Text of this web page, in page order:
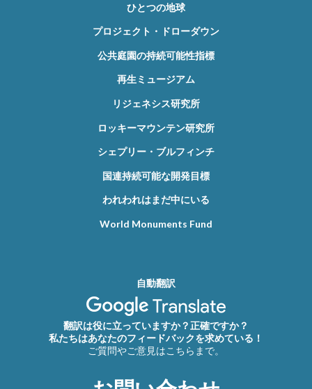
ひとつの地球
プロジェクト・ドローダウン
公共庭園の持続可能性指標
再生ミュージアム
リジェネシス研究所
ロッキーマウンテン研究所
シェプリー・ブルフィンチ
国連持続可能な開発目標
われわれはまだ中にいる
World Monuments Fund
自動翻訳
翻訳は役に立っていますか？正確ですか？
私たちはあなたのフィードバックを求めている！
ご質問やご意見はこちらまで。